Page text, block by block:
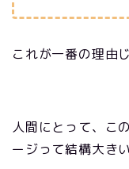
これが一番の理由
人間にとって、こ
ージって結構大き